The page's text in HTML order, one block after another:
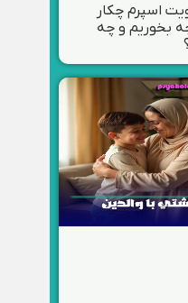
اسپرم چکار
بخوریم و چه